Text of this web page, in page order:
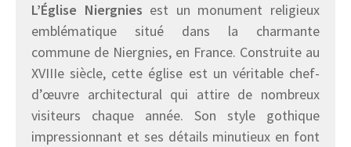
L’Église Niergnies est un monument religieux
emblématique situé dans la charmante
commune de Niergnies, en France. Construite au
XVIIIe siècle, cette église est un véritable chef-
d’œuvre architectural qui attire de nombreux
visiteurs chaque année. Son style gothique
impressionnant et ses détails minutieux en font